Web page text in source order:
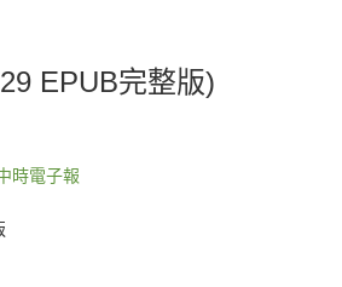
EPUB完整版)
時電子報